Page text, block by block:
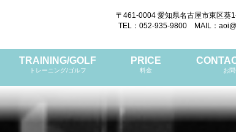
〒461-0004 愛知県名古屋市東区葵
TEL：052-935-9800 MAIL：
TRAINING/GOLF
トレーニング/ゴルフ
PRICE
料金 お